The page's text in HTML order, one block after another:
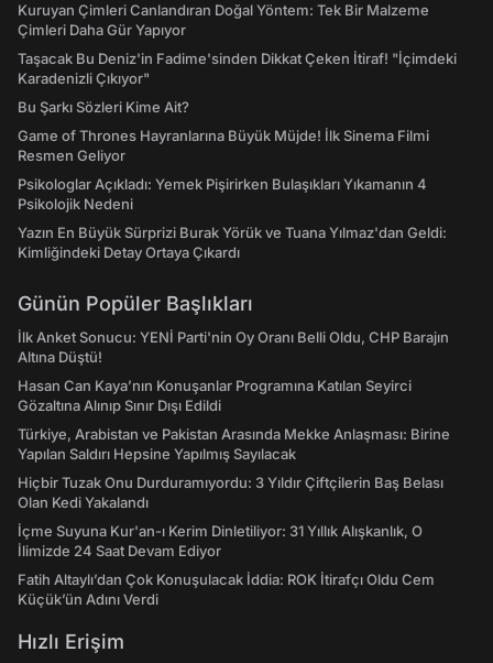
Kuruyan Çimleri Canlandıran Doğal Yöntem: Tek Bir Malzeme
Çimleri Daha Gür Yapıyor
Taşacak Bu Deniz'in Fadime'sinden Dikkat Çeken İtiraf! "İçimdeki
Karadenizli Çıkıyor"
Bu Şarkı Sözleri Kime Ait?
Game of Thrones Hayranlarına Büyük Müjde! İlk Sinema Filmi
Resmen Geliyor
Psikologlar Açıkladı: Yemek Pişirirken Bulaşıkları Yıkamanın 4
Psikolojik Nedeni
Yazın En Büyük Sürprizi Burak Yörük ve Tuana Yılmaz'dan Geldi:
Kimliğindeki Detay Ortaya Çıkardı
Günün Popüler Başlıkları
İlk Anket Sonucu: YENİ Parti'nin Oy Oranı Belli Oldu, CHP Barajın
Altına Düştü!
Hasan Can Kaya’nın Konuşanlar Programına Katılan Seyirci
Gözaltına Alınıp Sınır Dışı Edildi
Türkiye, Arabistan ve Pakistan Arasında Mekke Anlaşması: Birine
Yapılan Saldırı Hepsine Yapılmış Sayılacak
Hiçbir Tuzak Onu Durduramıyordu: 3 Yıldır Çiftçilerin Baş Belası
Olan Kedi Yakalandı
İçme Suyuna Kur'an-ı Kerim Dinletiliyor: 31 Yıllık Alışkanlık, O
İlimizde 24 Saat Devam Ediyor
Fatih Altaylı’dan Çok Konuşulacak İddia: ROK İtirafçı Oldu Cem
Küçük’ün Adını Verdi
Hızlı Erişim